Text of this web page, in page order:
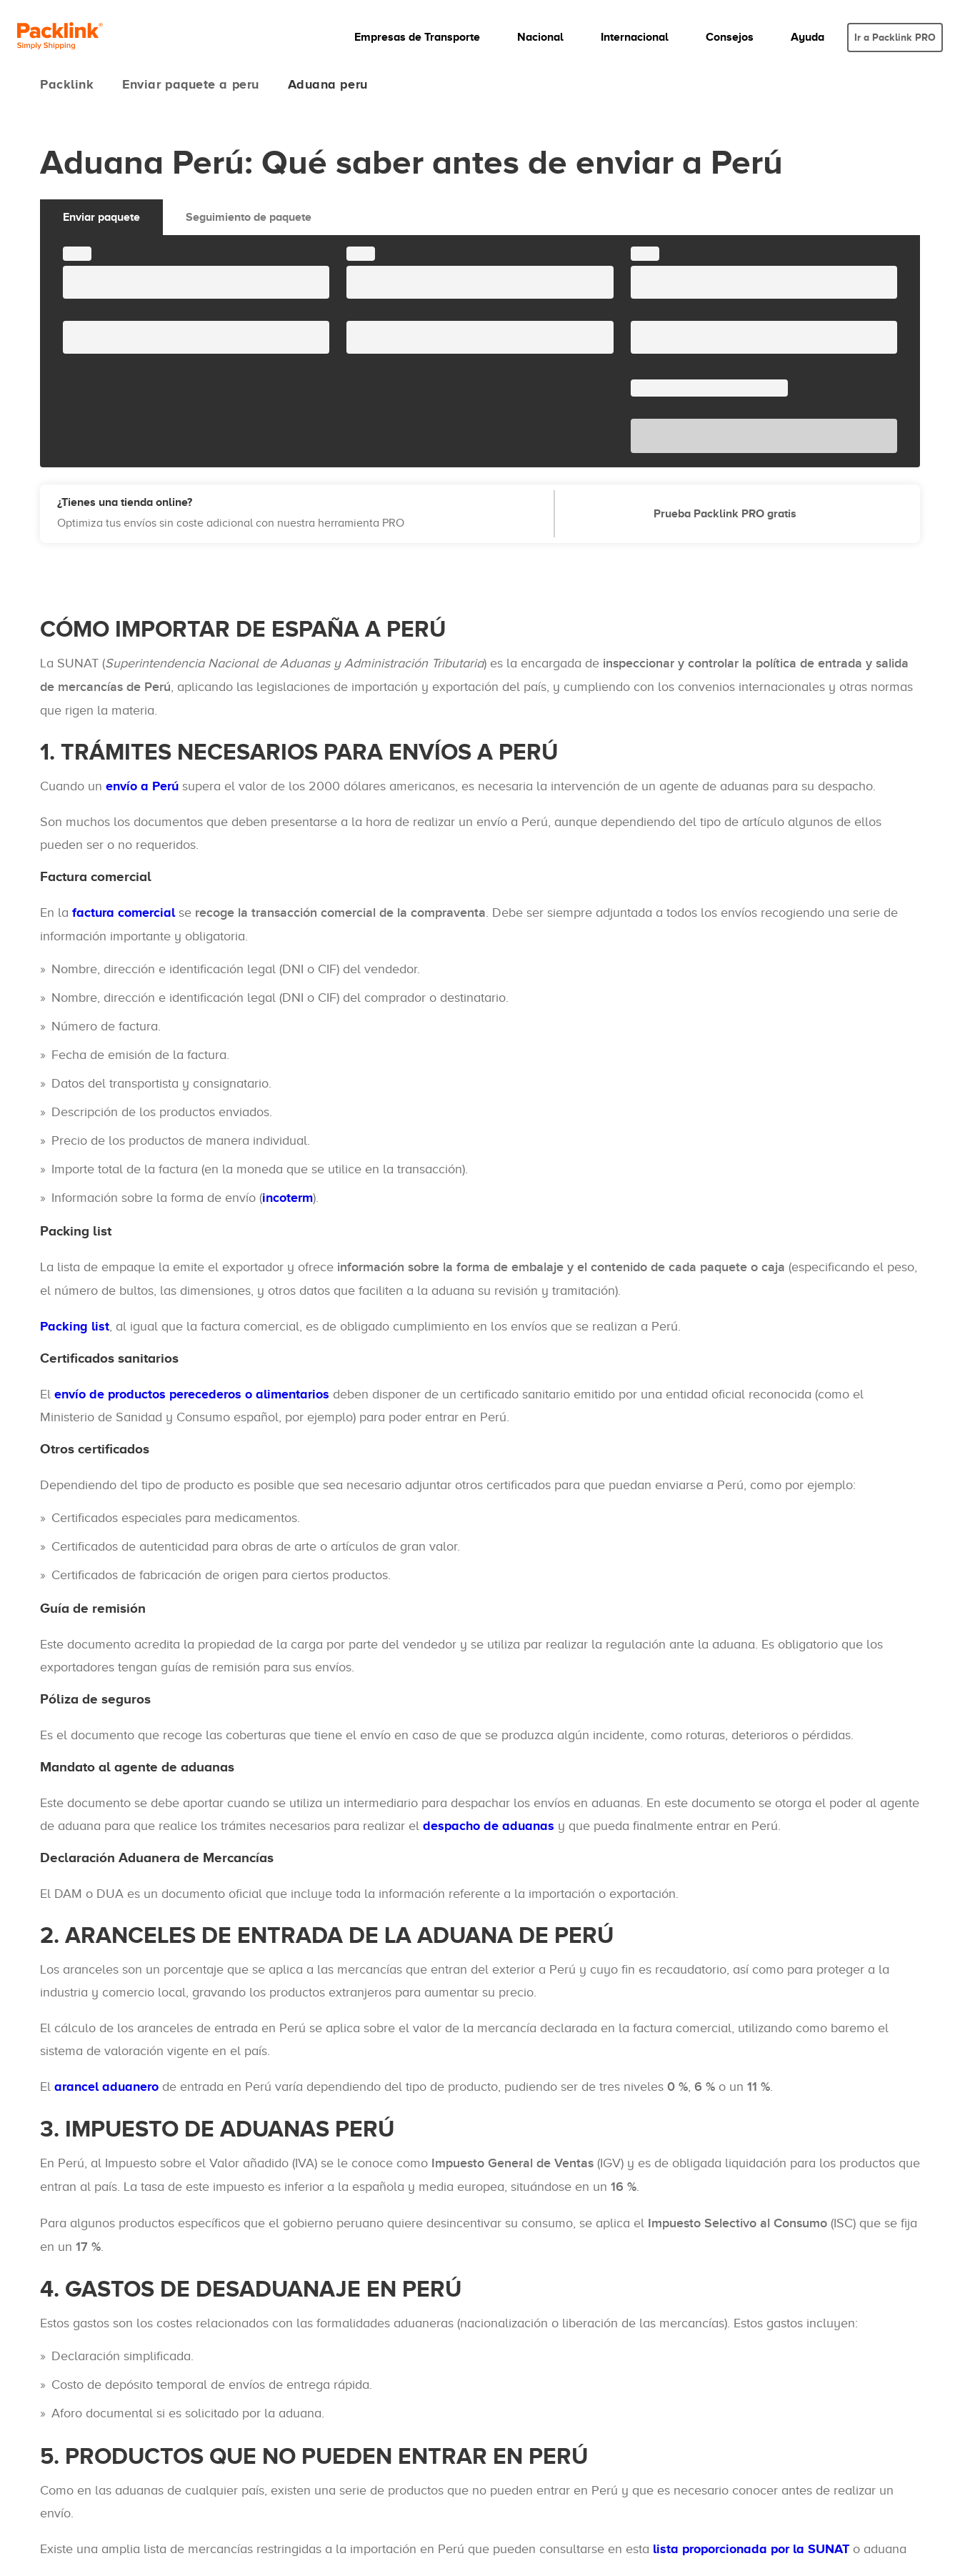
Empresas de Transporte Nacional Internacional Consejos Ayuda Ir a Packlink PRO
Packlink Enviar paquete a peru Aduana peru
Aduana Perú: Qué saber antes de enviar a Perú
Enviar paquete Seguimiento de paquete
¿Tienes una tienda online?
Optimiza tus envíos sin coste adicional con nuestra herramienta PRO
Prueba Packlink PRO gratis
CÓMO IMPORTAR DE ESPAÑA A PERÚ
La SUNAT (Superintendencia Nacional de Aduanas y Administración Tributaria) es la encargada de inspeccionar y controlar la política de entrada y salida
de mercancías de Perú, aplicando las legislaciones de importación y exportación del país, y cumpliendo con los convenios internacionales y otras normas
que rigen la materia.
1. TRÁMITES NECESARIOS PARA ENVÍOS A PERÚ
Cuando un envío a Perú supera el valor de los 2000 dólares americanos, es necesaria la intervención de un agente de aduanas para su despacho.
Son muchos los documentos que deben presentarse a la hora de realizar un envío a Perú, aunque dependiendo del tipo de artículo algunos de ellos
pueden ser o no requeridos.
Factura comercial
En la factura comercialse recoge la transacción comercial de la compraventa. Debe ser siempre adjuntada a todos los envíos recogiendo una serie de
información importante y obligatoria.
Nombre, dirección e identificación legal (DNI o CIF) del vendedor.
Nombre, dirección e identificación legal (DNI o CIF) del comprador o destinatario.
Número de factura.
Fecha de emisión de la factura.
Datos del transportista y consignatario.
Descripción de los productos enviados.
Precio de los productos de manera individual.
Importe total de la factura (en la moneda que se utilice en la transacción).
Información sobre la forma de envío (incoterm).
Packing list
La lista de empaque la emite el exportador y ofrece información sobre la forma de embalaje y el contenido de cada paquete o caja (especificando el peso,
el número de bultos, las dimensiones, y otros datos que faciliten a la aduana su revisión y tramitación).
Packing list, al igual que la factura comercial, es de obligado cumplimiento en los envíos que se realizan a Perú.
Certificados sanitarios
El envío de productos perecederos o alimentarios deben disponer de un certificado sanitario emitido por una entidad oficial reconocida (como el
Ministerio de Sanidad y Consumo español, por ejemplo) para poder entrar en Perú.
Otros certificados
Dependiendo del tipo de producto es posible que sea necesario adjuntar otros certificados para que puedan enviarse a Perú, como por ejemplo:
Certificados especiales para medicamentos.
Certificados de autenticidad para obras de arte o artículos de gran valor.
Certificados de fabricación de origen para ciertos productos.
Guía de remisión
Este documento acredita la propiedad de la carga por parte del vendedor y se utiliza par realizar la regulación ante la aduana. Es obligatorio que los
exportadores tengan guías de remisión para sus envíos.
Póliza de seguros
Es el documento que recoge las coberturas que tiene el envío en caso de que se produzca algún incidente, como roturas, deterioros o pérdidas.
Mandato al agente de aduanas
Este documento se debe aportar cuando se utiliza un intermediario para despachar los envíos en aduanas. En este documento se otorga el poder al agente
de aduana para que realice los trámites necesarios para realizar el despacho de aduanas y que pueda finalmente entrar en Perú.
Declaración Aduanera de Mercancías
El DAM o DUA es un documento oficial que incluye toda la información referente a la importación o exportación.
2. ARANCELES DE ENTRADA DE LA ADUANA DE PERÚ
Los aranceles son un porcentaje que se aplica a las mercancías que entran del exterior a Perú y cuyo fin es recaudatorio, así como para proteger a la
industria y comercio local, gravando los productos extranjeros para aumentar su precio.
El cálculo de los aranceles de entrada en Perú se aplica sobre el valor de la mercancía declarada en la factura comercial, utilizando como baremo el
sistema de valoración vigente en el país.
El arancel aduanero de entrada en Perú varía dependiendo del tipo de producto, pudiendo ser de tres niveles 0 %, 6 % o un 11 %.
3. IMPUESTO DE ADUANAS PERÚ
En Perú, al Impuesto sobre el Valor añadido (IVA) se le conoce como Impuesto General de Ventas (IGV) y es de obligada liquidación para los productos que
entran al país. La tasa de este impuesto es inferior a la española y media europea, situándose en un 16 %.
Para algunos productos específicos que el gobierno peruano quiere desincentivar su consumo, se aplica el Impuesto Selectivo al Consumo (ISC) que se fija
en un 17 %.
4. GASTOS DE DESADUANAJE EN PERÚ
Estos gastos son los costes relacionados con las formalidades aduaneras (nacionalización o liberación de las mercancías). Estos gastos incluyen:
Declaración simplificada.
Costo de depósito temporal de envíos de entrega rápida.
Aforo documental si es solicitado por la aduana.
5. PRODUCTOS QUE NO PUEDEN ENTRAR EN PERÚ
Como en las aduanas de cualquier país, existen una serie de productos que no pueden entrar en Perú y que es necesario conocer antes de realizar un
envío.
Existe una amplia lista de mercancías restringidas a la importación en Perú que pueden consultarse en esta lista proporcionada por la SUNAT o aduana